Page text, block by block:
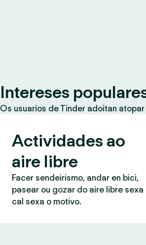
Intereses
Os usuarios de Tinder adoitan
Actividades ao
aire libre
Facer sendeirismo, andar en bici,
pasear ou gozar do aire libre sexa
cal sexa o motivo.